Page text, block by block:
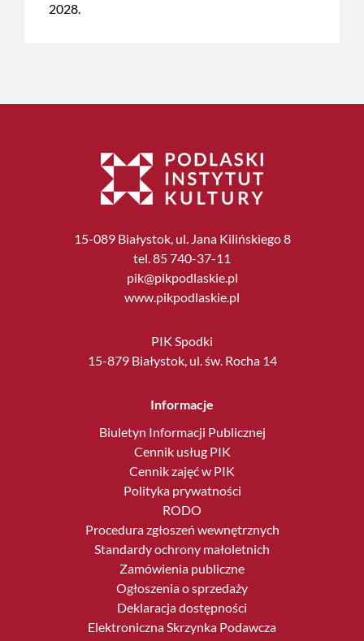
2028.
15-089 Białystok, ul. Jana Kilińskiego 8
tel. 85 740-37-11
pik@pikpodlaskie.pl
www.pikpodlaskie.pl
PIK Spodki
15-879 Białystok, ul. św. Rocha 14
Informacje
Biuletyn Informacji Publicznej
Cennik usług PIK
Cennik zajęć w PIK
Polityka prywatności
RODO
Procedura zgłoszeń wewnętrznych
Standardy ochrony małoletnich
Zamówienia publiczne
Ogłoszenia o sprzedaży
Deklaracja dostępności
Elektroniczna Skrzynka Podawcza